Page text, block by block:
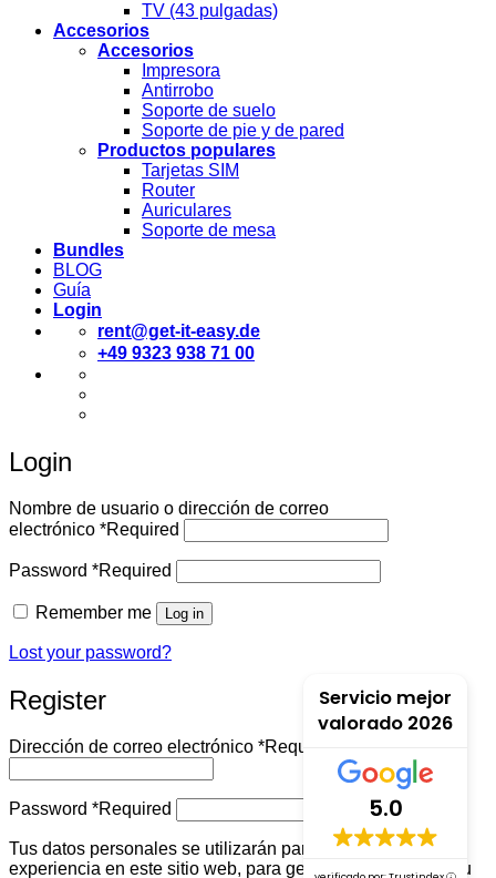
Servicio mejor
valorado 2026
5.0
TV (43 pulgadas)
Accesorios
Accesorios
Impresora
Antirrobo
Soporte de suelo
Soporte de pie y de pared
Productos populares
Tarjetas SIM
Router
Auriculares
Soporte de mesa
Bundles
BLOG
Guía
Login
rent@get-it-easy.de
+49 9323 938 71 00
Login
Nombre de usuario o dirección de correo
electrónico *Required
Password *Required
Remember me Log in
Lost your password?
Register
Dirección de correo electrónico *Required
Password *Required
Tus datos personales se utilizarán para mejorar tu
experiencia en este sitio web, para gestionar el acceso a tu